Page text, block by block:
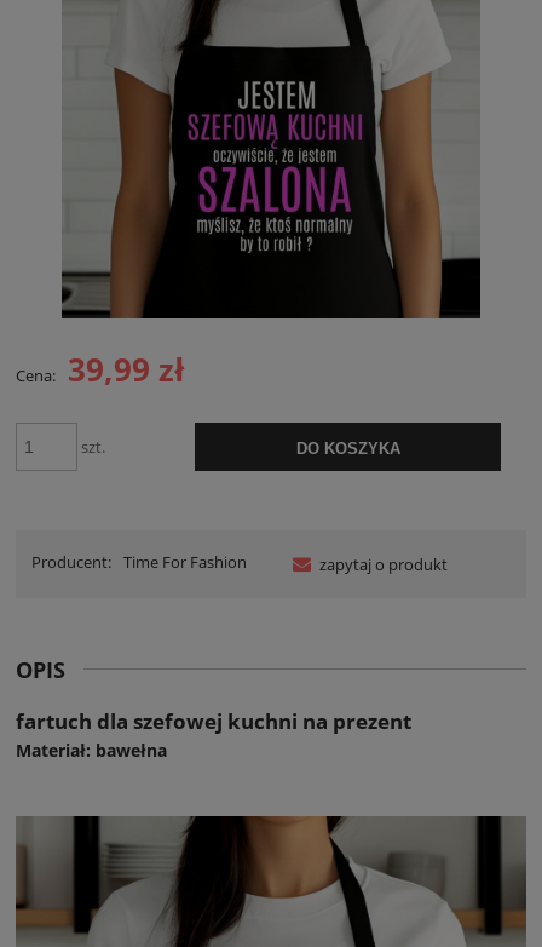
Cena: 39,99 zł
szt. DO KOSZYKA
Producent: Time For Fashion zapytaj o produkt
OPIS
fartuch dla szefowej kuchni na prezent
Materiał: bawełna